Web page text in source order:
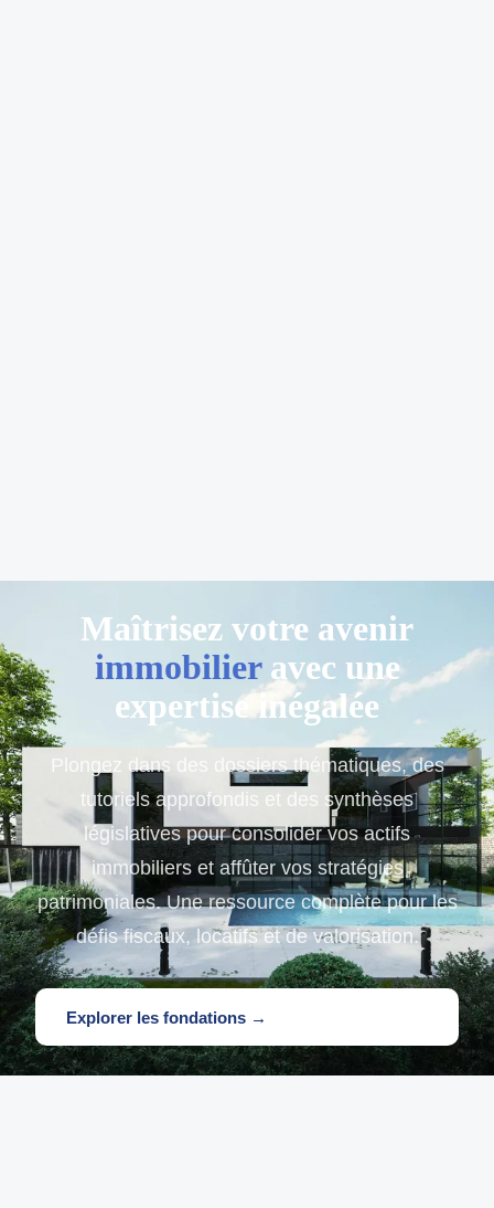
Maîtrisez votre avenir
immobilieravec une
expertise inégalée
Plongez dans des dossiers thématiques, des
tutoriels approfondis et des synthèses
législatives pour consolider vos actifs
immobiliers et affûter vos stratégies
patrimoniales. Une ressource complète pour les
défis fiscaux, locatifs et de valorisation.
Explorer les fondations →